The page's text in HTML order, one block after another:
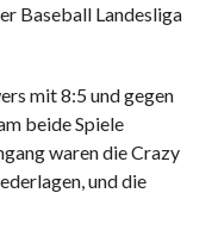
Baseball Landesliga
mit 8:5 und gegen
beide Spiele
waren die Crazy
und die